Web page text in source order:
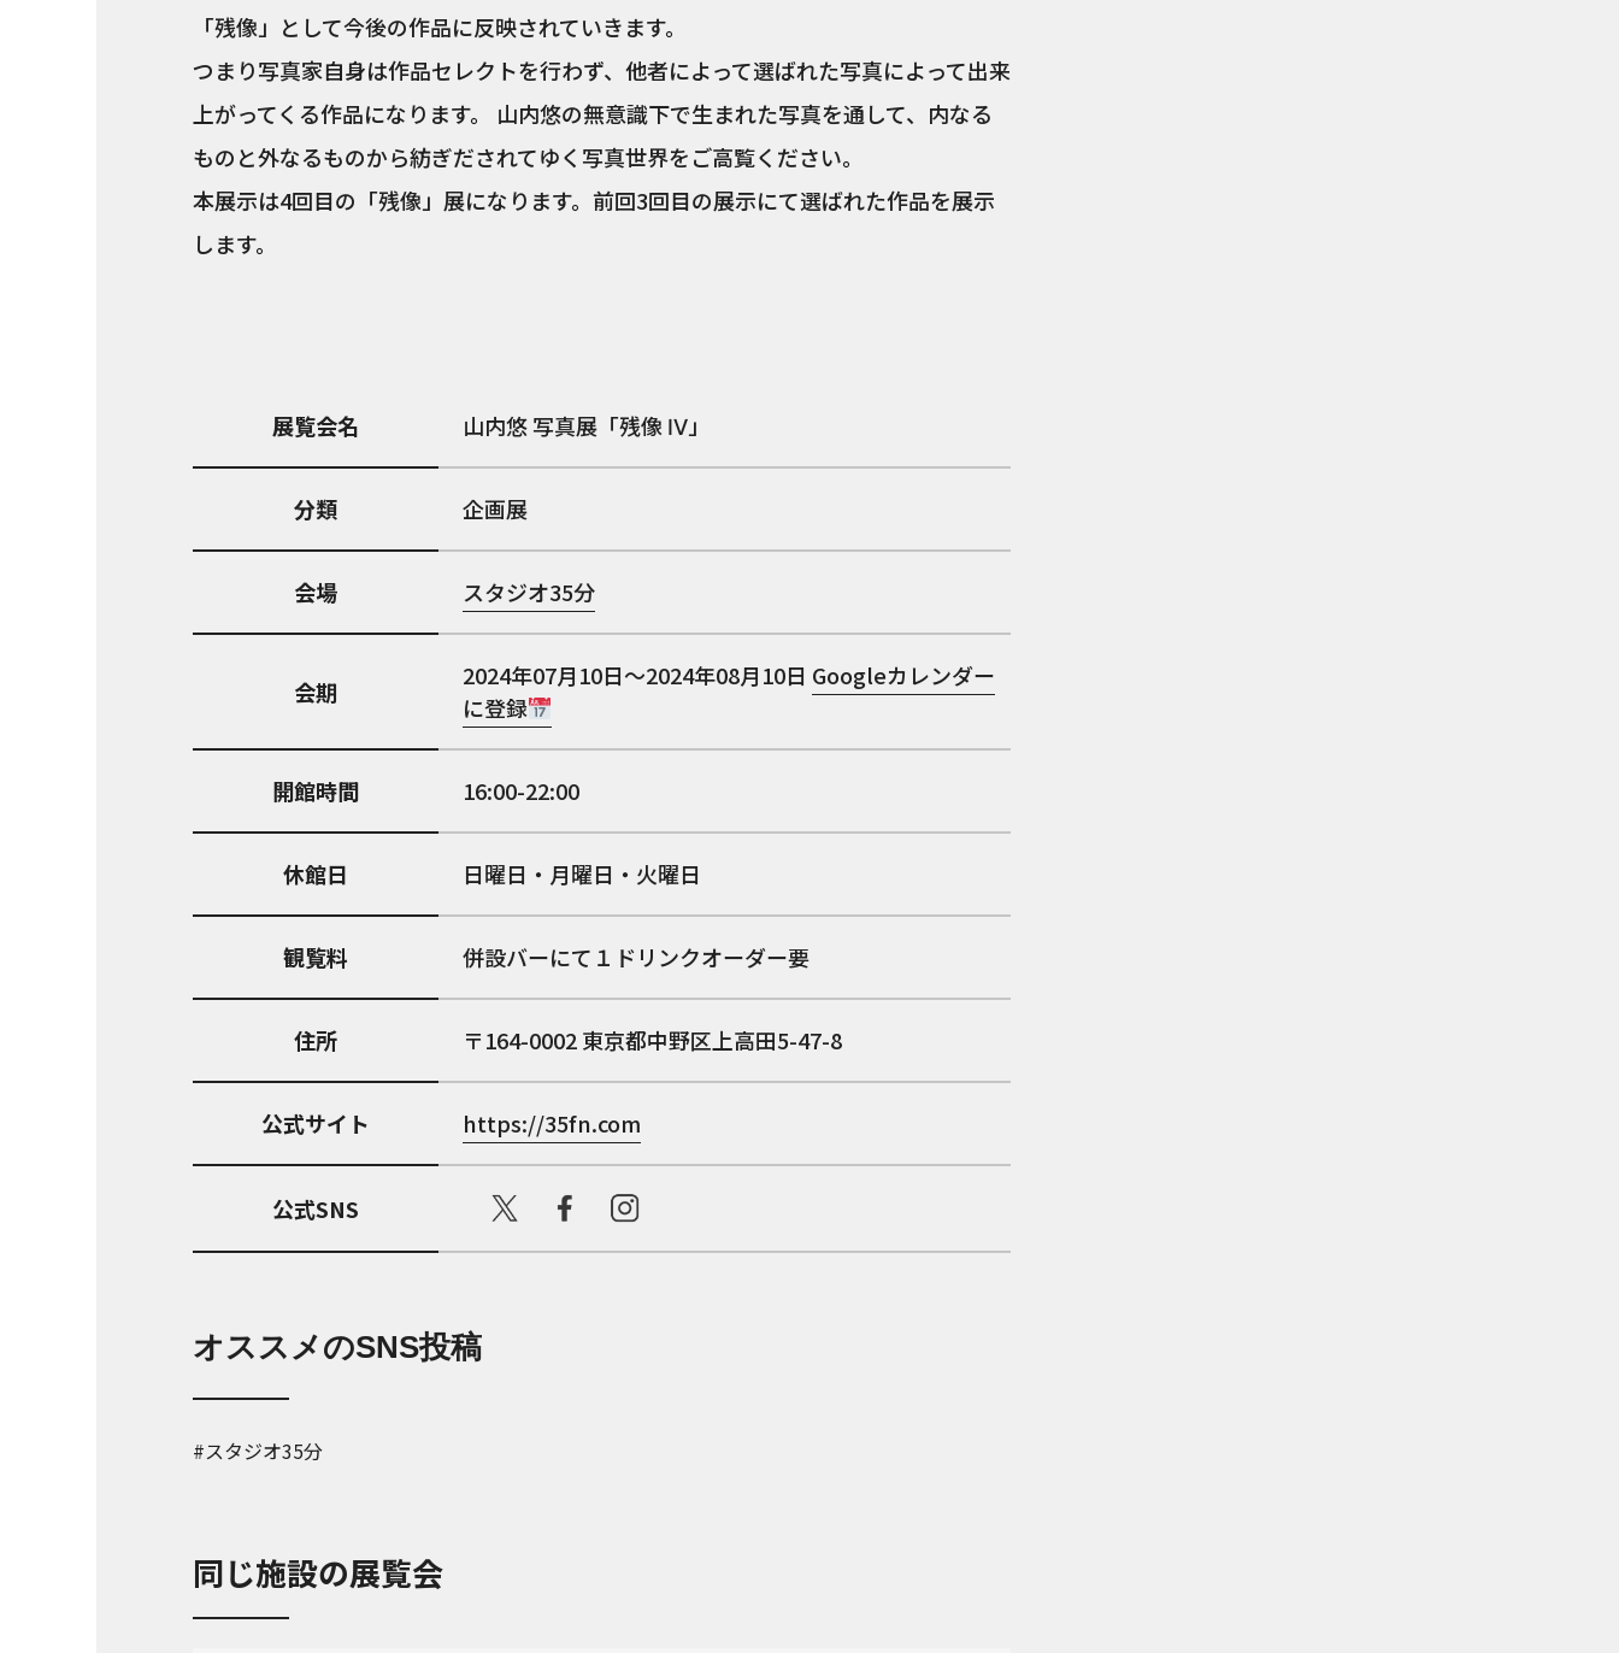
「残像」として今後の作品に反映されていきます。
つまり写真家自身は作品セレクトを行わず、他者によって選ばれた写真によって出来
上がってくる作品になります。 山内悠の無意識下で生まれた写真を通して、内なる
ものと外なるものから紡ぎだされてゆく写真世界をご高覧ください。
本展示は4回目の「残像」展になります。前回3回目の展示にて選ばれた作品を展示
します。
展覧会名 山内悠 写真展「残像 Ⅳ」
分類 企画展
会場 スタジオ35分
会期
2024年07月10日～2024年08月10日 Googleカレンダー
に登録
開館時間 16:00-22:00
休館日 日曜日・月曜日・火曜日
観覧料 併設バーにて１ドリンクオーダー要
住所 164-0002 東京都中野区上高田5-47-8
公式サイト https://35fn.com
公式SNS
オススメのSNS投稿
#スタジオ35分
同じ施設の展覧会